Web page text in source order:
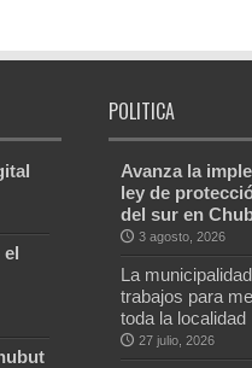
el
POLITICA
Avanza la
ley de
del sur en
3 agosto, 2026
La
trabajos para
toda la localidad
27 julio, 2026